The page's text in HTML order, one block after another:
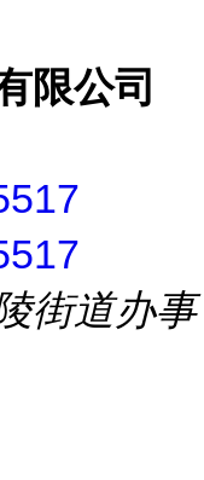
限公司
街道办事